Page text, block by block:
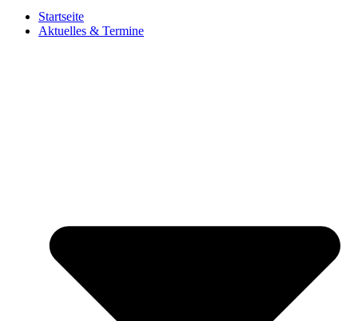
Startseite
Aktuelles & Termine